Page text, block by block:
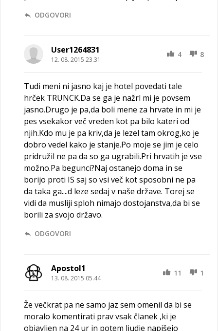
ODGOVORI
User1264831
12. 08. 2015 23.31
4 8
Tudi meni ni jasno kaj je hotel povedati tale
hrček TRUNCK.Da se ga je nažrl mi je povsem
jasno.Drugo je pa,da boli mene za hrvate in mi je
pes vsekakor več vreden kot pa bilo kateri od
njih.Kdo mu je pa kriv,da je lezel tam okrog,ko je
dobro vedel kako je stanje.Po moje se jim je celo
pridružil ne pa da so ga ugrabili.Pri hrvatih je vse
možno.Pa begunci?Naj ostanejo doma in se
borijo proti IS saj so vsi več kot sposobni ne pa
da taka ga....d leze sedaj v naše države. Torej se
vidi da musliji sploh nimajo dostojanstva,da bi se
borili za svojo državo.
ODGOVORI
Apostol1
13. 08. 2015 05.44
11 1
Že večkrat pa ne samo jaz sem omenil da bi se
moralo komentirati prav vsak članek ,ki je
objavljen na 24 ur in potem ljudje napišejo